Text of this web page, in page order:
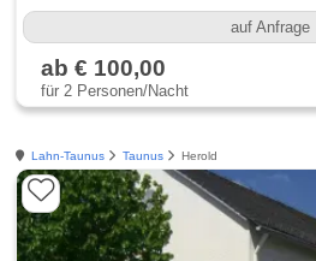
auf Anfrage
ab € 100,00
für 2 Personen/Nacht
Lahn-Taunus Taunus Herold